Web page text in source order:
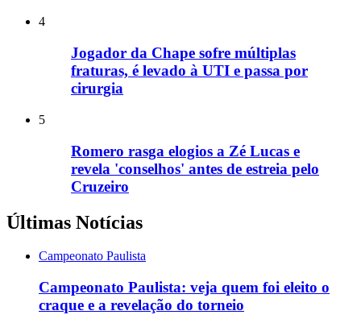
4
Jogador da Chape sofre múltiplas
fraturas, é levado à UTI e passa por
cirurgia
5
Romero rasga elogios a Zé Lucas e
revela 'conselhos' antes de estreia pelo
Cruzeiro
Últimas Notícias
Campeonato Paulista
Campeonato Paulista: veja quem foi eleito o
craque e a revelação do torneio